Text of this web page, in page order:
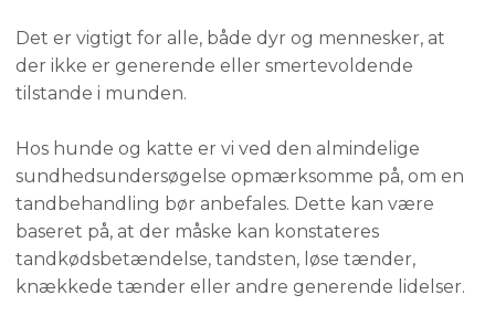
Det er vigtigt for alle, både dyr og mennesker, at
der ikke er generende eller smertevoldende
tilstande i munden.
Hos hunde og katte er vi ved den almindelige
sundhedsundersøgelse opmærksomme på, om en
tandbehandling bør anbefales. Dette kan være
baseret på, at der måske kan konstateres
tandkødsbetændelse, tandsten, løse tænder,
knækkede tænder eller andre generende lidelser.